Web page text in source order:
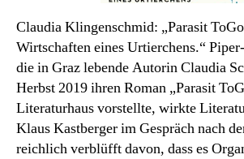
Claudia Klingenschmid: „Parasit
Wirtschaften eines Urtierchens.“
die in Graz lebende Autorin Claudia
Herbst 2019 ihren Roman „Parasit
Literaturhaus vorstellte, wirkte
Klaus Kastberger im Gespräch nach
reichlich verblüfft davon, dass es